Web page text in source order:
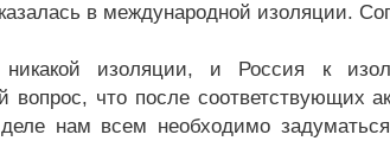
в международной изоляции.
изоляции, и Россия к
вопрос, что после соответствующих
нам всем необходимо задуматься